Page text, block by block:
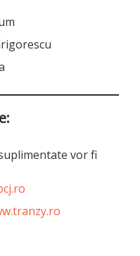
vor fi